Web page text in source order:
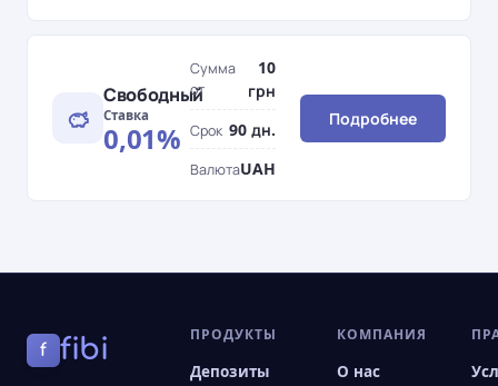
Свободный
Ставка
0,01%
Сумма
от
10
грн
Срок 90 дн.
ВалютаUAH
Подробнее
f fibi ПРОДУКТЫ
Депозиты
КОМПАНИЯ
О нас